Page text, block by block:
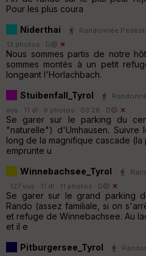
Pour les plus coura
Niderthai
Randonnée
13 photos · D@
Nous sommes partis de notre
sommes montés à un petit
longeant l'Horlachbach.
Stuibenfall_Tyrol
vus · 11 dl · 9 photos · 03:28 · D@
Se garer sur le parking du
"naturelle") d'Umhausen.
long de la magnifique cascade
emprunte u
Winnebachsee_Tyrol
· 127 vus · 11 dl · 11 photos · D@
Se garer sur le grand parking
Rando (assez familiale, si on
et refuge de Winnebachsee. Au
et il e
Pitburgersee_Tyrol